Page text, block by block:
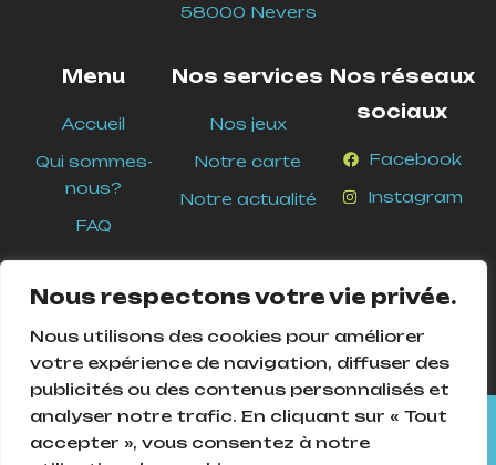
Nous respectons votre vie privée.
Nous utilisons des cookies pour améliorer
votre expérience de navigation, diffuser des
publicités ou des contenus personnalisés et
analyser notre trafic. En cliquant sur « Tout
accepter », vous consentez à notre
58000 Nevers
Menu
Accueil
Qui sommes-
nous?
FAQ
Nos services
Nos jeux
Notre carte
Notre actualité
Nos réseaux
sociaux
Facebook
Instagram
Cookies Pour assurer le bon fonctionnement de ce site, nous